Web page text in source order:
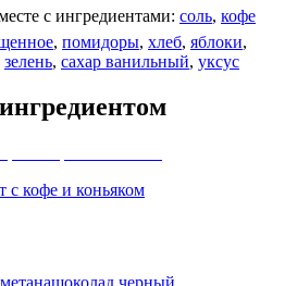
с ингредиентами: соль, кофе
, помидоры, хлеб, яблоки,
зелень, сахар ванильный, уксус
с кофе и коньяком